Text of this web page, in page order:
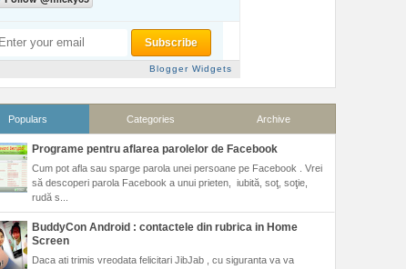
Blogger Widgets
Populars Categories Archive
Programe pentru aflarea parolelor de Facebook
Cum pot afla sau sparge parola unei persoane pe Facebook . Vrei
să descoperi parola Facebook a unui prieten, iubită, soţ, soţie,
rudă s...
BuddyCon Android : contactele din rubrica in Home
Screen
Daca ati trimis vreodata felicitari JibJab , cu siguranta va va